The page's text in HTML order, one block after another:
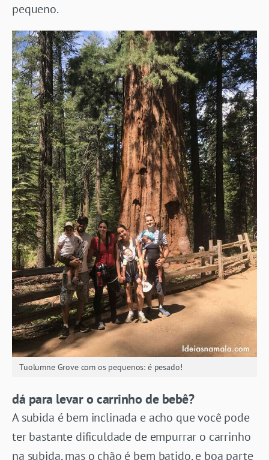
pequeno.
Tuolumne Grove com os pequenos: é pesado!
dá para levar o carrinho de bebê?
A subida é bem inclinada e acho que você pode
ter bastante dificuldade de empurrar o carrinho
na subida, mas o chão é bem batido, e boa parte